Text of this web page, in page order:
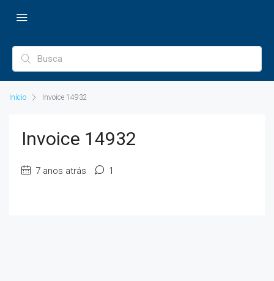
Início Invoice 14932
Invoice 14932
7 anos atrás 1